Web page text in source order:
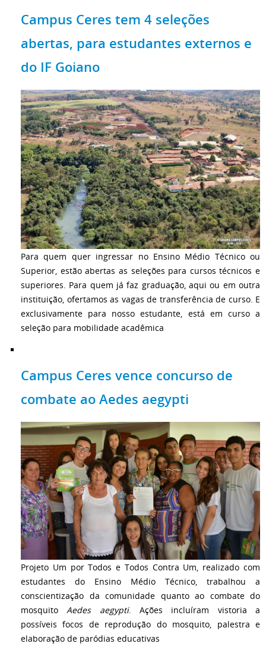
Campus Ceres tem 4 seleções
abertas, para estudantes externos e
do IF Goiano
Para quem quer ingressar no Ensino Médio Técnico ou
Superior, estão abertas as seleções para cursos técnicos e
superiores. Para quem já faz graduação, aqui ou em outra
instituição, ofertamos as vagas de transferência de curso. E
exclusivamente para nosso estudante, está em curso a
seleção para mobilidade acadêmica
Campus Ceres vence concurso de
combate ao Aedes aegypti
Projeto Um por Todos e Todos Contra Um, realizado com
estudantes do Ensino Médio Técnico, trabalhou a
conscientização da comunidade quanto ao combate do
mosquitoAedes aegypti. Ações incluíram vistoria a
possíveis focos de reprodução do mosquito, palestra e
elaboração de paródias educativas